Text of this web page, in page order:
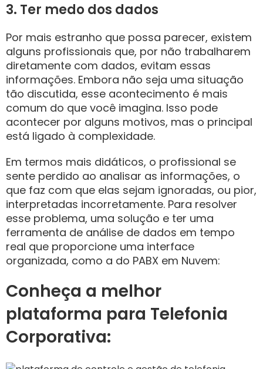
3. Ter medo dos dados
Por mais estranho que possa parecer, existem
alguns profissionais que, por não trabalharem
diretamente com dados, evitam essas
informações. Embora não seja uma situação
tão discutida, esse acontecimento é mais
comum do que você imagina. Isso pode
acontecer por alguns motivos, mas o principal
está ligado à complexidade.
Em termos mais didáticos, o profissional se
sente perdido ao analisar as informações, o
que faz com que elas sejam ignoradas, ou pior,
interpretadas incorretamente. Para resolver
esse problema, uma solução e ter uma
ferramenta de análise de dados em tempo
real que proporcione uma interface
organizada, como a do PABX em Nuvem:
Conheça a melhor
plataforma para Telefonia
Corporativa: